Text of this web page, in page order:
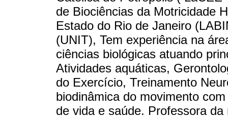
de Biociências da Motricidade
Estado do Rio de Janeiro
(UNIT), Tem experiência na
ciências biológicas atuando
Atividades aquáticas,
do Exercício, Treinamento
biodinâmica do movimento
de vida e saúde. Professora